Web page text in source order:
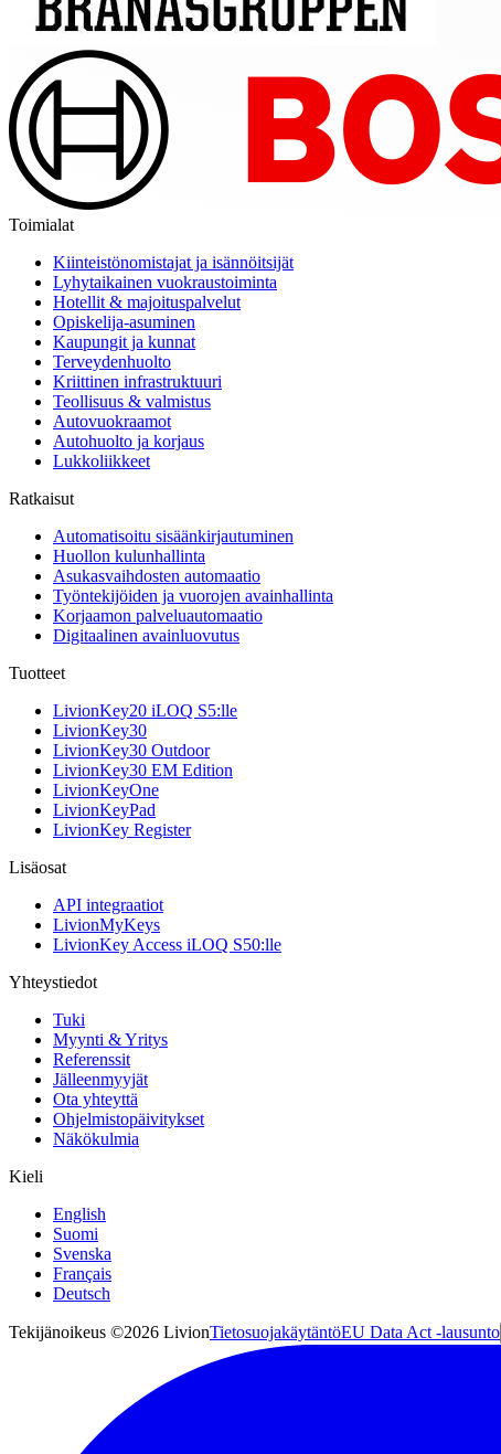
Toimialat
Kiinteistönomistajat ja isännöitsijät
Lyhytaikainen vuokraustoiminta
Hotellit & majoituspalvelut
Opiskelija-asuminen
Kaupungit ja kunnat
Terveydenhuolto
Kriittinen infrastruktuuri
Teollisuus & valmistus
Autovuokraamot
Autohuolto ja korjaus
Lukkoliikkeet
Ratkaisut
Automatisoitu sisäänkirjautuminen
Huollon kulunhallinta
Asukasvaihdosten automaatio
Työntekijöiden ja vuorojen avainhallinta
Korjaamon palveluautomaatio
Digitaalinen avainluovutus
Tuotteet
LivionKey20 iLOQ S5:lle
LivionKey30
LivionKey30 Outdoor
LivionKey30 EM Edition
LivionKeyOne
LivionKeyPad
LivionKey Register
Lisäosat
API integraatiot
LivionMyKeys
LivionKey Access iLOQ S50:lle
Yhteystiedot
Tuki
Myynti & Yritys
Referenssit
Jälleenmyyjät
Ota yhteyttä
Ohjelmistopäivitykset
Näkökulmia
Kieli
English
Suomi
Svenska
Français
Deutsch
Tekijänoikeus ©2026 LivionTietosuojakäytäntöEU Data Act -lausunto